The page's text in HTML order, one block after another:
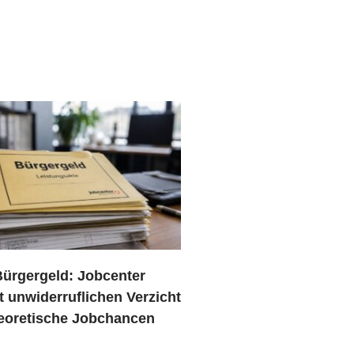
Jobcenter
unwiderruflichen Verzicht
Jobchancen